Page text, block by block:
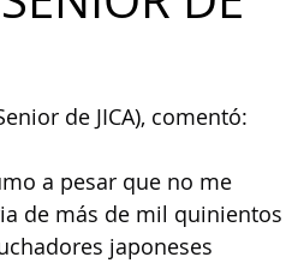
de JICA), comentó:
a pesar que no me
de más de mil quinientos
japoneses